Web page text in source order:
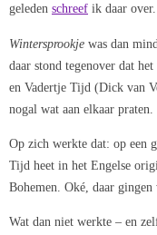
geleden schreef ik daar over.
Wintersprookje was dan
daar stond tegenover dat
en Vadertje Tijd (Dick van
nogal wat aan elkaar praten.
Op zich werkte dat: op een
Tijd heet in het Engelse
Bohemen. Oké, daar
Wat dan niet werkte – en